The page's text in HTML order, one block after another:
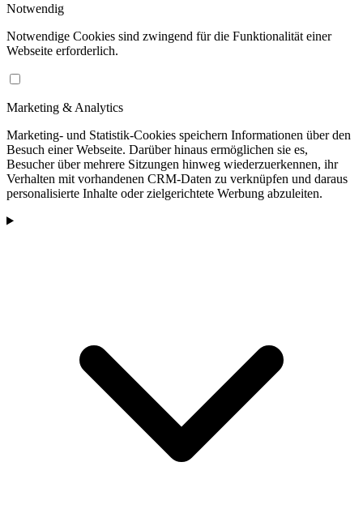
Notwendig
Notwendige Cookies sind zwingend für die Funktionalität einer
Webseite erforderlich.
Marketing & Analytics
Marketing- und Statistik-Cookies speichern Informationen über den
Besuch einer Webseite. Darüber hinaus ermöglichen sie es,
Besucher über mehrere Sitzungen hinweg wiederzuerkennen, ihr
Verhalten mit vorhandenen CRM-Daten zu verknüpfen und daraus
personalisierte Inhalte oder zielgerichtete Werbung abzuleiten.